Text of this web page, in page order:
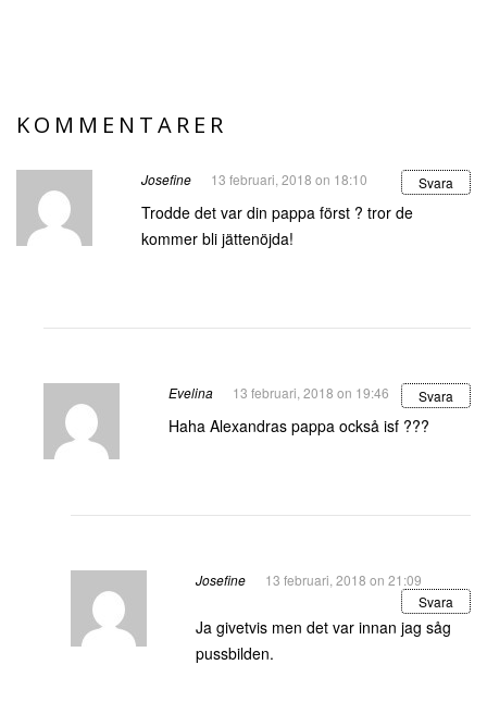
KOMMENTARER
Josefine 13 februari, 2018 on 18:10 Svara
Trodde det var din pappa först ? tror de
kommer bli jättenöjda!
Evelina 13 februari, 2018 on 19:46 Svara
Haha Alexandras pappa också isf ???
Josefine
13 februari, 2018 on 21:09
Svara
Ja givetvis men det var innan jag såg
pussbilden.